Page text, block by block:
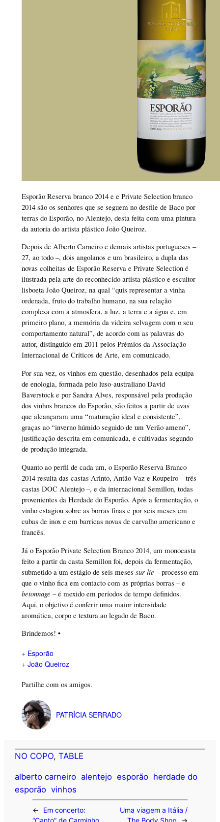
Esporão Reserva branco 2014 e e Private Selection branco
2014 são os senhores que se seguem no desfile de Baco por
terras do Esporão, no Alentejo, desta feita com uma pintura
da autoria do artista plástico João Queiroz.
Depois de Alberto Carneiro e demais artistas portugueses –
27, ao todo –, dois angolanos e um brasileiro, a dupla das
novas colheitas de Esporão Reserva e Private Selection é
ilustrada pela arte do reconhecido artista plástico e escultor
lisboeta João Queiroz, na qual “quis representar a vinha
ordenada, fruto do trabalho humano, na sua relação
complexa com a atmosfera, a luz, a terra e a água e, em
primeiro plano, a memória da videira selvagem com o seu
comportamento natural”, de acordo com as palavras do
autor, distinguido em 2011 pelos Prémios da Associação
Internacional de Críticos de Arte, em comunicado.
Por sua vez, os vinhos em questão, desenhados pela equipa
de enologia, formada pelo luso-australiano David
Baverstock e por Sandra Alves, responsável pela produção
dos vinhos brancos do Esporão, são feitos a partir de uvas
que alcançaram uma “maturação ideal e consistente”,
graças ao “inverno húmido seguido de um Verão ameno”,
justificação descrita em comunicada, e cultivadas segundo
de produção integrada.
Quanto ao perfil de cada um, o Esporão Reserva Branco
2014 resulta das castas Arinto, Antão Vaz e Roupeiro – três
castas DOC Alentejo –, e da internacional Semillon, todas
provenientes da Herdade do Esporão. Após a fermentação, o
vinho estagiou sobre as borras finas e por seis meses em
cubas de inox e em barricas novas de carvalho americano e
francês.
Já o Esporão Private Selection Branco 2014, um monocasta
feito a partir da casta Semillon foi, depois da fermentação,
submetido a um estágio de seis meses sur lie – processo em
que o vinho fica em contacto com as próprias borras – e
betonnage – é mexido em períodos de tempo definidos.
Aqui, o objetivo é conferir uma maior intensidade
aromática, corpo e textura ao legado de Baco.
Brindemos! •
+ Esporão
+ João Queiroz
Partilhe com os amigos.
PATRÍCIA SERRADO
NO COPO, TABLE
alberto carneiro alentejo esporão herdade do
esporão vinhos
←
Em concerto:
Uma viagem a Itália /